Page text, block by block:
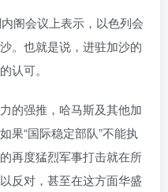
阁会议上表示，以色列会
。也就是说，进驻加沙的
认可。
的强推，哈马斯及其他加
果“国际稳定部队”不能执
再度猛烈军事打击就在所
反对，甚至在这方面华盛